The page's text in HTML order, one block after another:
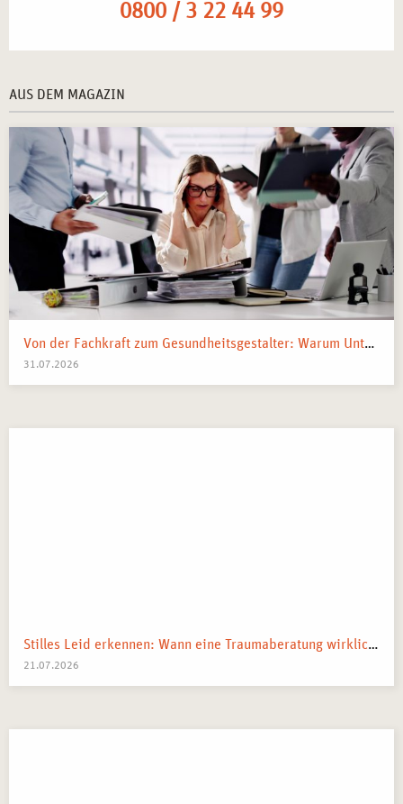
0800 / 3 22 44 99
AUS DEM MAGAZIN
Von der Fachkraft zum Gesundheitsgestalter: Warum Unternehmen 2026 Business Health Coaches brauchen
31.07.2026
Stilles Leid erkennen: Wann eine Traumaberatung wirklich der richtige Schritt ist
21.07.2026